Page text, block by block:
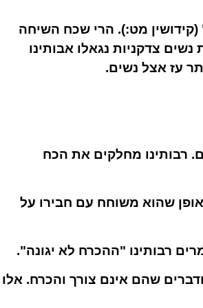
מט:). הרי שכח השיחה
צדקניות נגאלו אבותינו
עז אצל נשים.
רבותינו מחלקים את הכח
שהוא משוחח עם חבירו על
רבותינו "ההכרח לא יגונה".
שהם אינם צורך והכרח. אלו